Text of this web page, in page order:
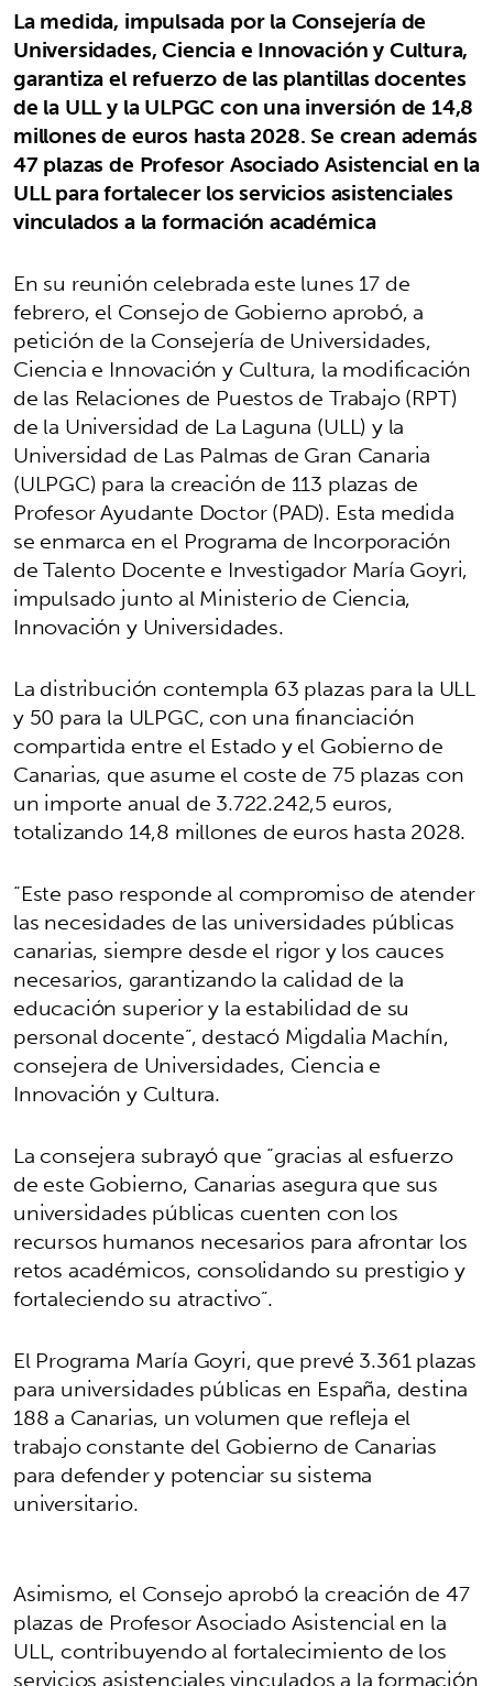
La medida, impulsada por la Consejería de
Universidades, Ciencia e Innovación y Cultura,
garantiza el refuerzo de las plantillas docentes
de la ULL y la ULPGC con una inversión de 14,8
millones de euros hasta 2028. Se crean además
47 plazas de Profesor Asociado Asistencial en la
ULL para fortalecer los servicios asistenciales
vinculados a la formación académica
En su reunión celebrada este lunes 17 de
febrero, el Consejo de Gobierno aprobó, a
petición de la Consejería de Universidades,
Ciencia e Innovación y Cultura, la modificación
de las Relaciones de Puestos de Trabajo (RPT)
de la Universidad de La Laguna (ULL) y la
Universidad de Las Palmas de Gran Canaria
(ULPGC) para la creación de 113 plazas de
Profesor Ayudante Doctor (PAD). Esta medida
se enmarca en el Programa de Incorporación
de Talento Docente e Investigador María Goyri,
impulsado junto al Ministerio de Ciencia,
Innovación y Universidades.
La distribución contempla 63 plazas para la ULL
y 50 para la ULPGC, con una financiación
compartida entre el Estado y el Gobierno de
Canarias, que asume el coste de 75 plazas con
un importe anual de 3.722.242,5 euros,
totalizando 14,8 millones de euros hasta 2028.
“Este paso responde al compromiso de atender
las necesidades de las universidades públicas
canarias, siempre desde el rigor y los cauces
necesarios, garantizando la calidad de la
educación superior y la estabilidad de su
personal docente”, destacó Migdalia Machín,
consejera de Universidades, Ciencia e
Innovación y Cultura.
La consejera subrayó que “gracias al esfuerzo
de este Gobierno, Canarias asegura que sus
universidades públicas cuenten con los
recursos humanos necesarios para afrontar los
retos académicos, consolidando su prestigio y
fortaleciendo su atractivo”.
El Programa María Goyri, que prevé 3.361 plazas
para universidades públicas en España, destina
188 a Canarias, un volumen que refleja el
trabajo constante del Gobierno de Canarias
para defender y potenciar su sistema
universitario.
Asimismo, el Consejo aprobó la creación de 47
plazas de Profesor Asociado Asistencial en la
ULL, contribuyendo al fortalecimiento de los